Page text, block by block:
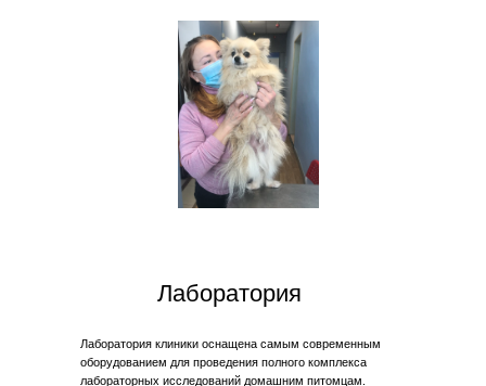
Лаборатория клиники оснащена самым современным
оборудованием для проведения полного комплекса
лабораторных исследований домашним питомцам.
Лаборатория